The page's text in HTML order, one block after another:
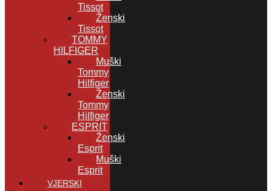
Tissot
Ženski
Tissot
TOMMY
HILFIGER
Muški
Tommy
Hilfiger
Ženski
Tommy
Hilfiger
ESPRIT
Ženski
Esprit
Muški
Esprit
VJERSKI